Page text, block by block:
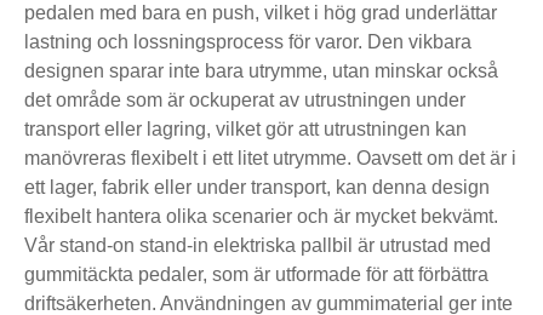
pedalen med bara en push, vilket i hög grad underlättar
lastning och lossningsprocess för varor. Den vikbara
designen sparar inte bara utrymme, utan minskar också
det område som är ockuperat av utrustningen under
transport eller lagring, vilket gör att utrustningen kan
manövreras flexibelt i ett litet utrymme. Oavsett om det är i
ett lager, fabrik eller under transport, kan denna design
flexibelt hantera olika scenarier och är mycket bekvämt.
Vår stand-on stand-in elektriska pallbil är utrustad med
gummitäckta pedaler, som är utformade för att förbättra
driftsäkerheten. Användningen av gummimaterial ger inte